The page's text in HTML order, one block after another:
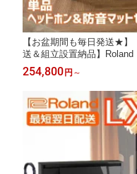
【お盆期間も毎日発送★
送＆組立設置納品】
8鍵盤 LX-5 LX5 LX705後継
ット】
254,800 円 ～